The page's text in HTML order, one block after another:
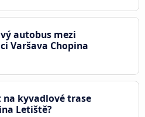
autobus mezi
Varšava Chopina
na kyvadlové trase
Letiště?